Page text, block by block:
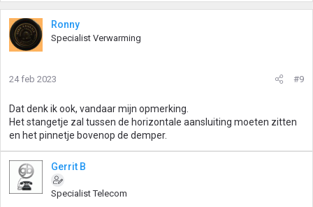
Ronny
Specialist Verwarming
24 feb 2023 #9
Dat denk ik ook, vandaar mijn opmerking.
Het stangetje zal tussen de horizontale aansluiting moeten zitten
en het pinnetje bovenop de demper.
Gerrit B
Specialist Telecom